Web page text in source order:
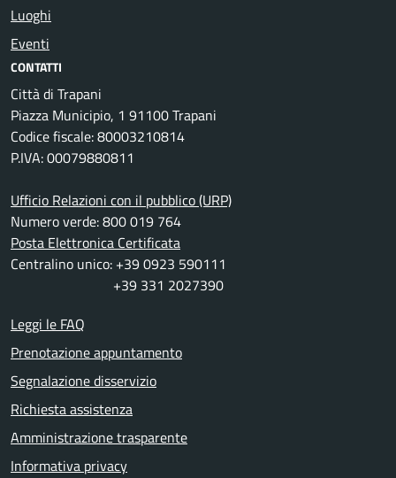
Luoghi
Eventi
CONTATTI
Città di Trapani
Piazza Municipio, 1 91100 Trapani
Codice fiscale: 80003210814
P.IVA: 00079880811
Ufficio Relazioni con il pubblico (URP)
Numero verde: 800 019 764
Posta Elettronica Certificata
Centralino unico: +39 0923 590111
+39 331 2027390
Leggi le FAQ
Prenotazione appuntamento
Segnalazione disservizio
Richiesta assistenza
Amministrazione trasparente
Informativa privacy